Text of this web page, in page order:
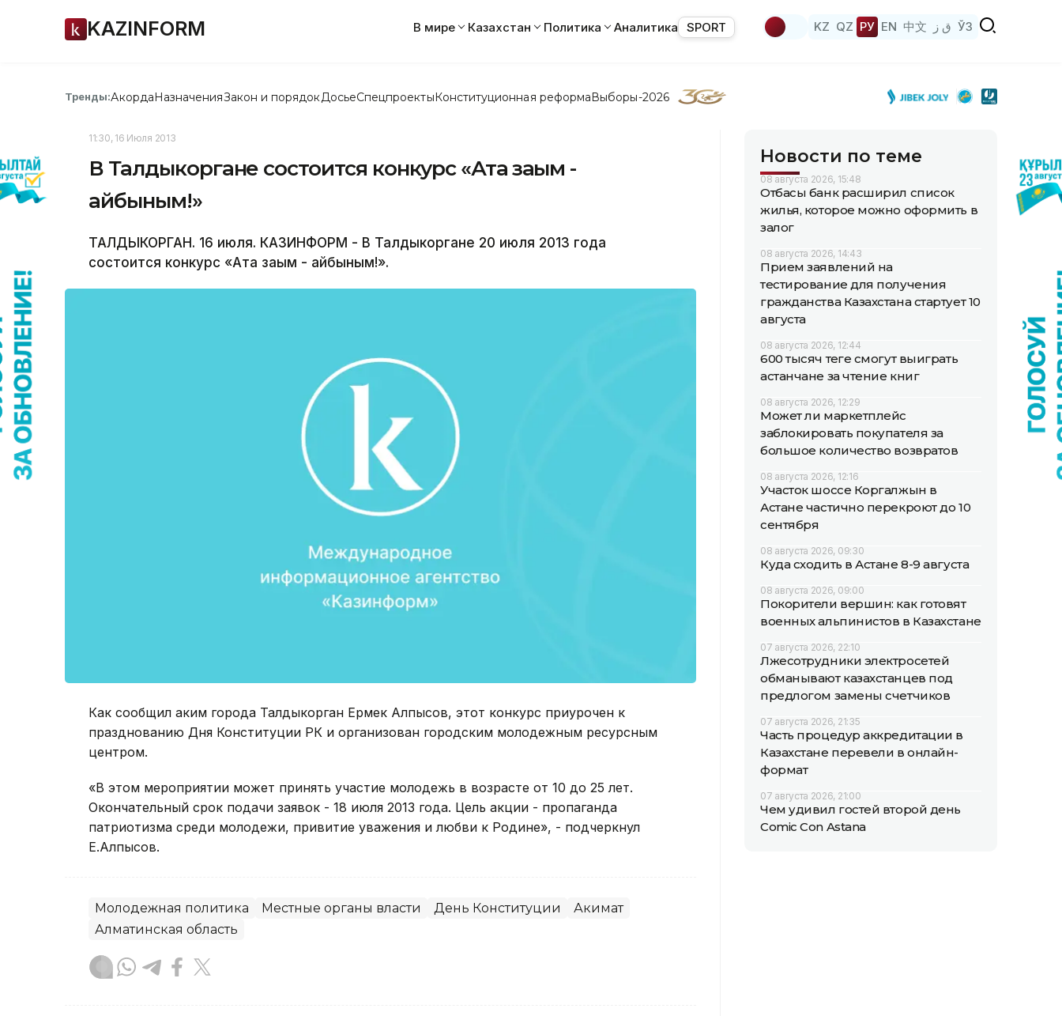
KAZINFORM В мире Казахстан Политика Аналитика SPORT KZ QZ РУ EN 中文 ق ز ЎЗ
Тренды:АкордаНазначенияЗакон и порядок ДосьеСпецпроектыКонституционная реформаВыборы-2026
11:30, 16 Июля 2013
В Талдыкоргане состоится конкурс «Ата заңым -
айбыным!»
ТАЛДЫКОРГАН. 16 июля. КАЗИНФОРМ - В Талдыкоргане 20 июля 2013 года
состоится конкурс «Ата заңым - айбыным!».
Как сообщил аким города Талдыкорган Ермек Алпысов, этот конкурс приурочен к
празднованию Дня Конституции РК и организован городским молодежным ресурсным
центром.
«В этом мероприятии может принять участие молодежь в возрасте от 10 до 25 лет.
Окончательный срок подачи заявок - 18 июля 2013 года. Цель акции - пропаганда
патриотизма среди молодежи, привитие уважения и любви к Родине», - подчеркнул
Е.Алпысов.
Молодежная политика Местные органы власти День Конституции
Акимат
Алматинская область
Новости по теме
08 августа 2026, 15:48
Отбасы банк расширил список
жилья, которое можно оформить в
залог
08 августа 2026, 14:43
Прием заявлений на
тестирование для получения
гражданства Казахстана стартует 10
августа
08 августа 2026, 12:44
600 тысяч теңге смогут выиграть
астанчане за чтение книг
08 августа 2026, 12:29
Может ли маркетплейс
заблокировать покупателя за
большое количество возвратов
08 августа 2026, 12:16
Участок шоссе Коргалжын в
Астане частично перекроют до 10
сентября
08 августа 2026, 09:30
Куда сходить в Астане 8-9 августа
08 августа 2026, 09:00
Покорители вершин: как готовят
военных альпинистов в Казахстане
07 августа 2026, 22:10
Лжесотрудники электросетей
обманывают казахстанцев под
предлогом замены счетчиков
07 августа 2026, 21:35
Часть процедур аккредитации в
Казахстане перевели в онлайн-
формат
07 августа 2026, 21:00
Чем удивил гостей второй день
Comic Con Astana